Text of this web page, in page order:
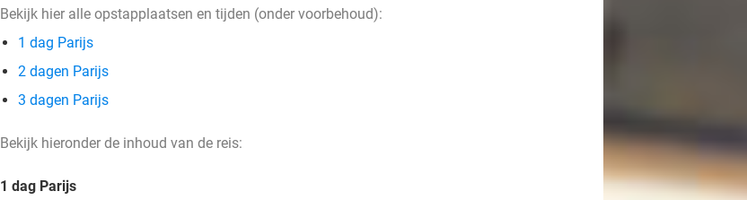
Bekijk hier alle opstapplaatsen en tijden (onder voorbehoud):
1 dag Parijs
2 dagen Parijs
3 dagen Parijs
Bekijk hieronder de inhoud van de reis:
1 dag Parijs